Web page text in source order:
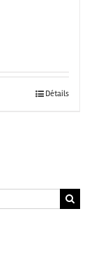
Détails